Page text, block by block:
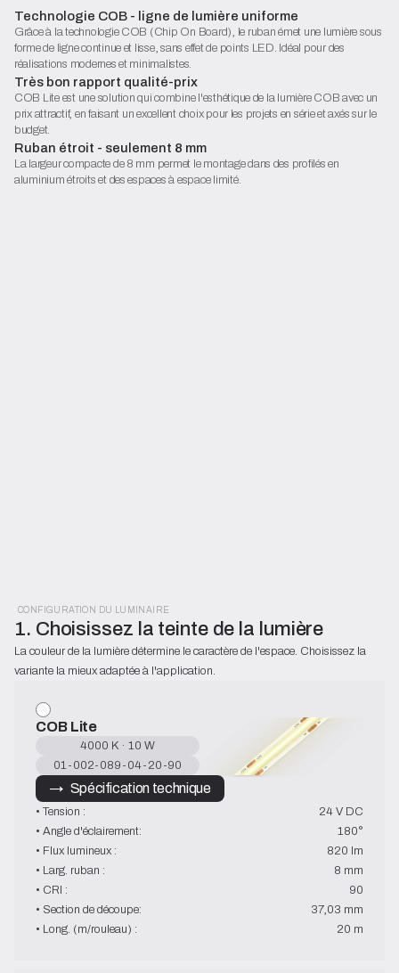
Fiche technique (PDF)
Déclaration de conformité
Commencez la configuration
Technologie COB - ligne de lumière uniforme
Grâce à la technologie COB (Chip On Board), le ruban émet une lumière sous
forme de ligne continue et lisse, sans effet de points LED. Idéal pour des
réalisations modernes et minimalistes.
Très bon rapport qualité-prix
COB Lite est une solution qui combine l'esthétique de la lumière COB avec un
prix attractif, en faisant un excellent choix pour les projets en série et axés sur le
budget.
Ruban étroit - seulement 8 mm
La largeur compacte de 8 mm permet le montage dans des profilés en
aluminium étroits et des espaces à espace limité.
CONFIGURATION DU LUMINAIRE
1. Choisissez la teinte de la lumière
La couleur de la lumière détermine le caractère de l'espace. Choisissez la
variante la mieux adaptée à l'application.
COB Lite
4000 K · 10 W
01-002-089-04-20-90
→   Spécification technique
• Tension :
24 V DC
• Angle d'éclairement:
180°
• Flux lumineux :
820 lm
• Larg. ruban :
8 mm
• CRI :
90
• Section de découpe:
37,03 mm
• Long. (m/rouleau) :
20 m